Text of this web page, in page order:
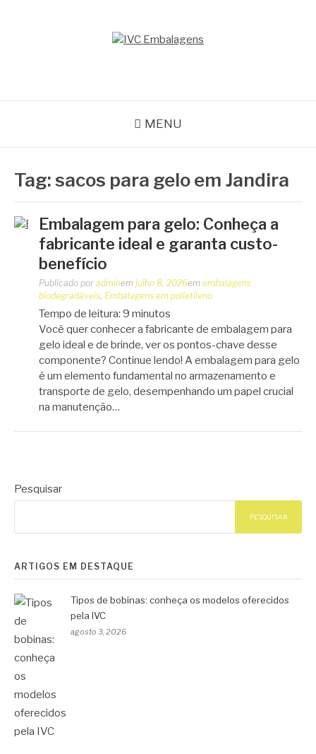
MENU
Tag:sacos para gelo em Jandira
Embalagem para gelo: Conheça a
fabricante ideal e garanta custo-
benefício
Publicado por adminem julho 8, 2026em embalagens
biodegradáveis, Embalagens em polietileno
Tempo de leitura: 9 minutos
Você quer conhecer a fabricante de embalagem para
gelo ideal e de brinde, ver os pontos-chave desse
componente? Continue lendo! A embalagem para gelo
é um elemento fundamental no armazenamento e
transporte de gelo, desempenhando um papel crucial
na manutenção…
Pesquisar
PESQUISAR
ARTIGOS EM DESTAQUE
Tipos de bobinas: conheça os modelos oferecidos
pela IVC
agosto 3, 2026